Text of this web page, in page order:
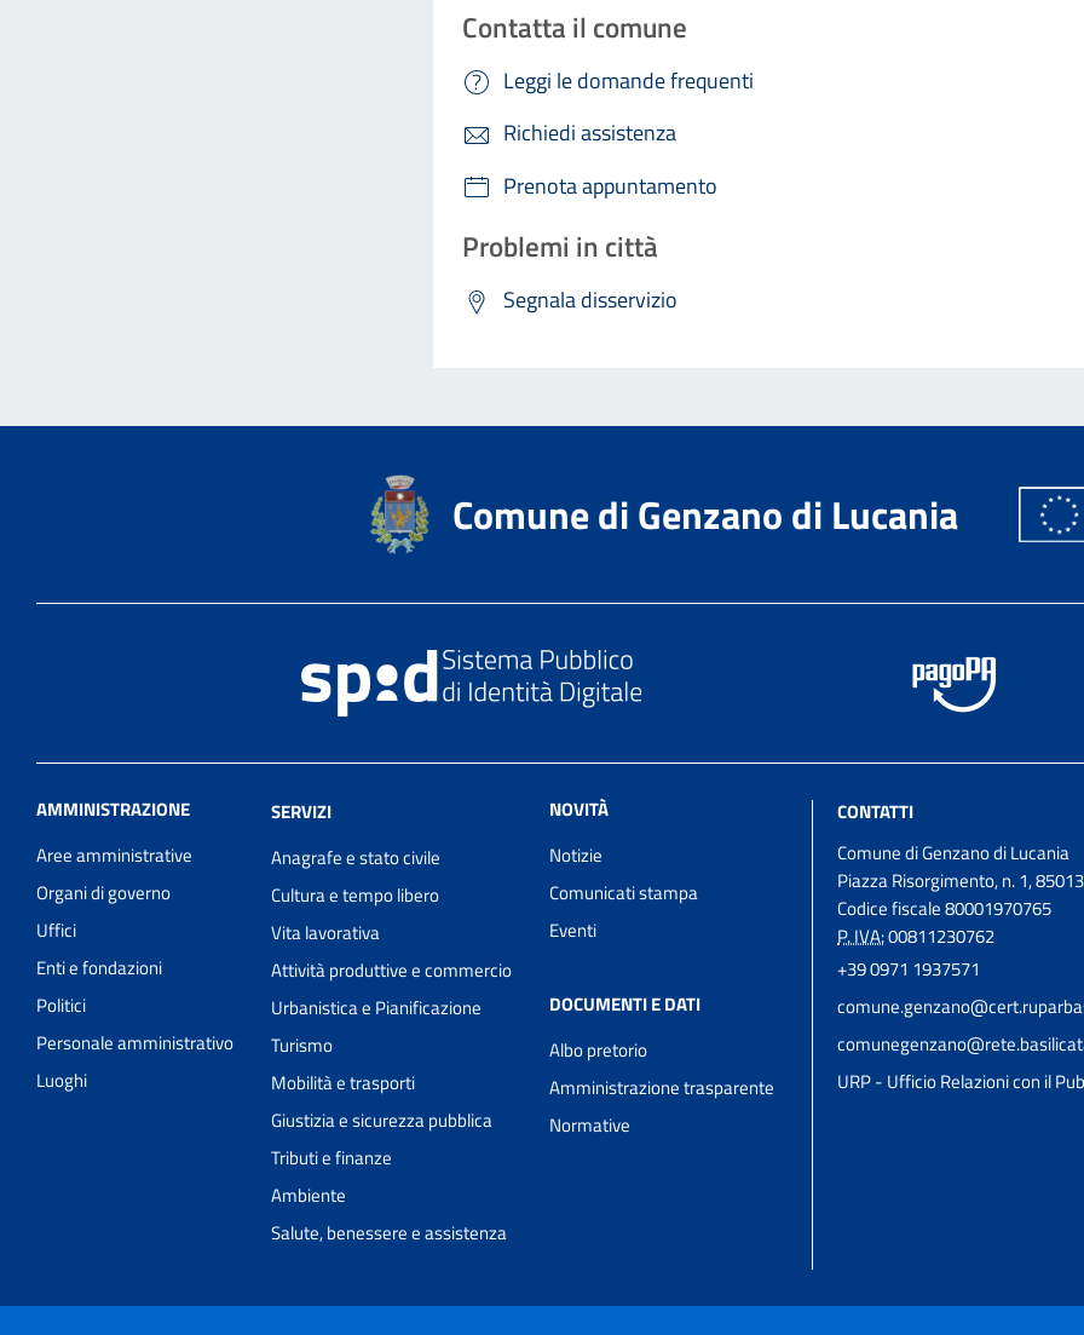
Contatta il comune
Leggi le domande frequenti
Richiedi assistenza
Prenota appuntamento
Problemi in città
Segnala disservizio
Comune di Genzano di Lucania
AMMINISTRAZIONE
Aree amministrative
Organi di governo
Uffici
Enti e fondazioni
Politici
Personale amministrativo
Luoghi
SERVIZI
Anagrafe e stato civile
Cultura e tempo libero
Vita lavorativa
Attività produttive e commercio
Urbanistica e Pianificazione
Turismo
Mobilità e trasporti
Giustizia e sicurezza pubblica
Tributi e finanze
Ambiente
Salute, benessere e assistenza
NOVITÀ
Notizie
Comunicati stampa
Eventi
DOCUMENTI E DATI
Albo pretorio
Amministrazione trasparente
Normative
CONTATTI
Comune di Genzano di Lucania
Piazza Risorgimento, n. 1,
Codice fiscale 80001970765
P. IVA:00811230762
+39 0971 1937571
URP - Ufficio Relazioni con il